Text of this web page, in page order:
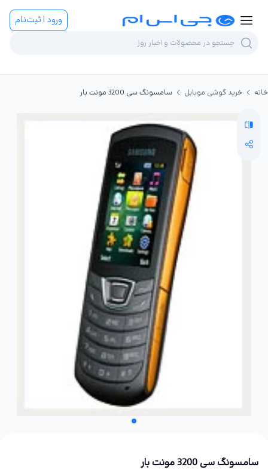
ورود | ثبت‌نام
خانه خرید گوشی موبایل سامسونگ سی 3200 مونت بار
سامسونگ سی 3200 مونت بار